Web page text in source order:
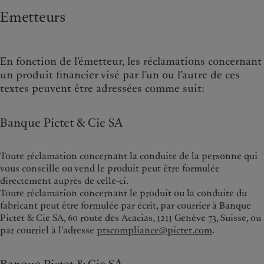
Emetteurs
En fonction de l’émetteur, les réclamations concernant
un produit financier visé par l’un ou l’autre de ces
textes peuvent être adressées comme suit:
Banque Pictet & Cie SA
Toute réclamation concernant la conduite de la personne qui
vous conseille ou vend le produit peut être formulée
directement auprès de celle-ci.
Toute réclamation concernant le produit ou la conduite du
fabricant peut être formulée par écrit, par courrier à Banque
Pictet & Cie SA, 60 route des Acacias, 1211 Genève 73, Suisse, ou
par courriel à l’adresse ptscompliance@pictet.com.